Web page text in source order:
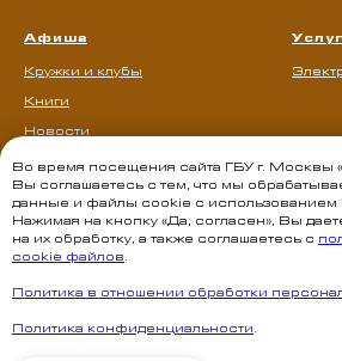
Во время посещения сайта ГБУ г.
Вы соглашаетесь с тем, что мы
данные и файлы cookie с использованием
Нажимая на кнопку «Да, согласен», Вы
на их обработку, а также соглашаетесь с
cookie файлов .
Политика в отношении обработки
Политика конфиденциальности .
Афиша
Кружки и клубы
Книги
Новости